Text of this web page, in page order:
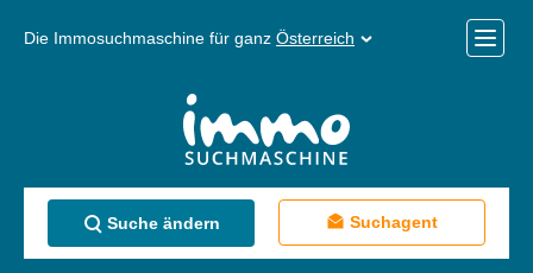
Die Immosuchmaschine für ganz Österreich
Menü
Suche ändern Suchagent